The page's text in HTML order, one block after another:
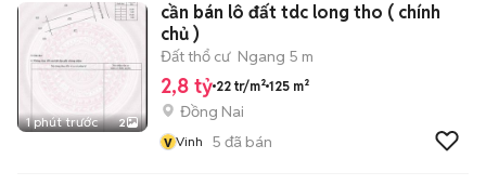
1 phút trước 2
cần bán lô đất tdc long tho ( chính
chủ )
Đất thổ cư Ngang 5 m
2,8 tỷ 22 tr/m² 125 m²
Đồng Nai
v Vinh 5 đã bán